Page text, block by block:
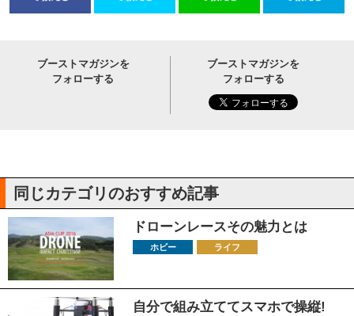
ブーストマガジンを
フォローする
ブーストマガジンを
フォローする
同じカテゴリのおすすめ記事
ドローンレースその魅力とは
ホビー ライフ
自分で組み立ててスマホで操縦!